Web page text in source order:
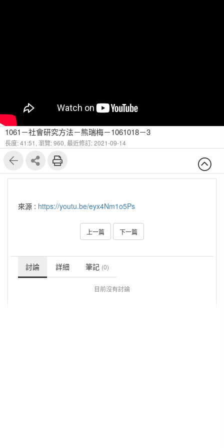
1061－社會研究方法－熊瑞梅－1061018－3
長度: 41:51, 瀏覽: 960, 最近修訂: 2021-09-14
來源 : https://youtu.be/eyx4Nm1o5Ps
上一篇 下一篇
討論 詳細 筆記 (0)
目前沒有討論